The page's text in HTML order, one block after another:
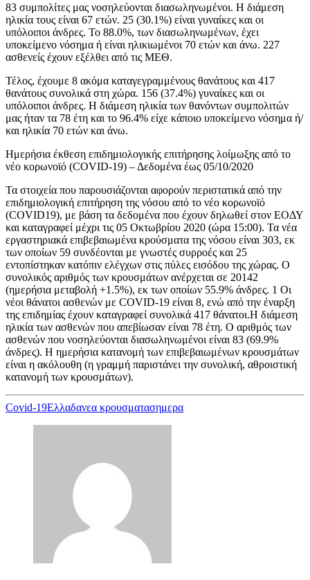
83 συμπολίτες μας νοσηλεύονται διασωληνωμένοι. Η διάμεση
ηλικία τους είναι 67 ετών. 25 (30.1%) είναι γυναίκες και οι
υπόλοιποι άνδρες. To 88.0%, των διασωληνωμένων, έχει
υποκείμενο νόσημα ή είναι ηλικιωμένοι 70 ετών και άνω. 227
ασθενείς έχουν εξέλθει από τις ΜΕΘ.
Τέλος, έχουμε 8 ακόμα καταγεγραμμένους θανάτους και 417
θανάτους συνολικά στη χώρα. 156 (37.4%) γυναίκες και οι
υπόλοιποι άνδρες. Η διάμεση ηλικία των θανόντων συμπολιτών
μας ήταν τα 78 έτη και το 96.4% είχε κάποιο υποκείμενο νόσημα ή/
και ηλικία 70 ετών και άνω.
Ημερήσια έκθεση επιδημιολογικής επιτήρησης λοίμωξης από το
νέο κορωνοϊό (COVID-19) – Δεδομένα έως 05/10/2020
Τα στοιχεία που παρουσιάζονται αφορούν περιστατικά από την
επιδημιολογική επιτήρηση της νόσου από το νέο κορωνοϊό
(COVID19), με βάση τα δεδομένα που έχουν δηλωθεί στον ΕΟΔΥ
και καταγραφεί μέχρι τις 05 Οκτωβρίου 2020 (ώρα 15:00). Τα νέα
εργαστηριακά επιβεβαιωμένα κρούσματα της νόσου είναι 303, εκ
των οποίων 59 συνδέονται με γνωστές συρροές και 25
εντοπίστηκαν κατόπιν ελέγχων στις πύλες εισόδου της χώρας. Ο
συνολικός αριθμός των κρουσμάτων ανέρχεται σε 20142
(ημερήσια μεταβολή +1.5%), εκ των οποίων 55.9% άνδρες. 1 Οι
νέοι θάνατοι ασθενών με COVID-19 είναι 8, ενώ από την έναρξη
της επιδημίας έχουν καταγραφεί συνολικά 417 θάνατοι.Η διάμεση
ηλικία των ασθενών που απεβίωσαν είναι 78 έτη. Ο αριθμός των
ασθενών που νοσηλεύονται διασωληνωμένοι είναι 83 (69.9%
άνδρες). Η ημερήσια κατανομή των επιβεβαιωμένων κρουσμάτων
είναι η ακόλουθη (η γραμμή παριστάνει την συνολική, αθροιστική
κατανομή των κρουσμάτων).
Covid-19Ελλαδανεα κρουσματασημερα